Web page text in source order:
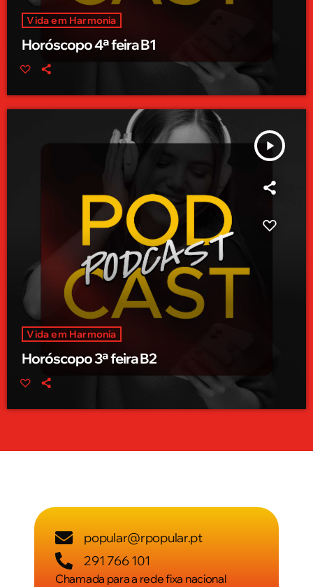
Vida em Harmonia
Horóscopo 4ª feira B1
play_arrow
Vida em Harmonia
Horóscopo 3ª feira B2
popular@rpopular.pt
291 766 101
Chamada para a rede fixa nacional